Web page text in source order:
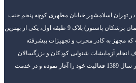
در تهران اسلامشهر خیابان مطهری کوچه پنجم جنب
داروخانه دکتر حاتمی (روبروی ساختمان پزشکان پاستور) پلاک 9 طبقه اول، یکی از بهترین
مجهز به کادر مجرب و تجهیزات پیشرفته
انجام آزمایشات شنوایی کودکان و بزرگسالان
تجویز سمعک و ارزیابی وزوزگوش از سال 1389 فعالیت خود را آغاز نموده و در خدمت